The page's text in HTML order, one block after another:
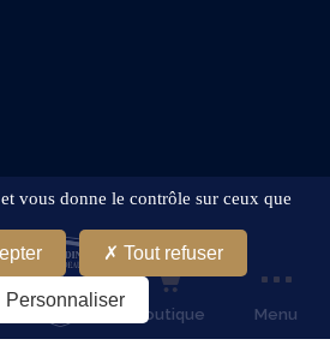
Boutique Menu
vous donne le contrôle sur ceux que
Tout refuser
Personnaliser